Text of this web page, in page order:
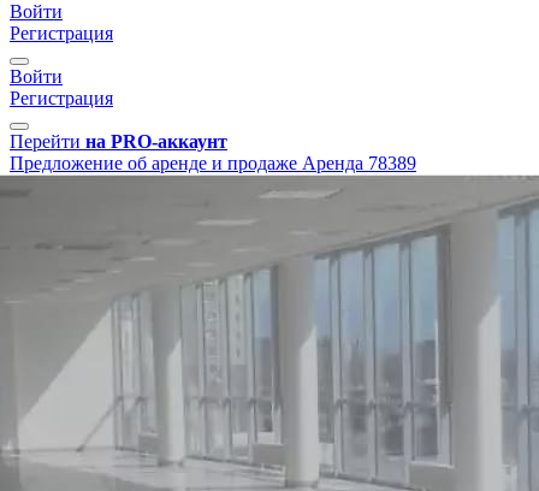
Войти
Регистрация
Войти
Регистрация
Перейти на PRO-аккаунт
Предложение об аренде и продаже Аренда 78389